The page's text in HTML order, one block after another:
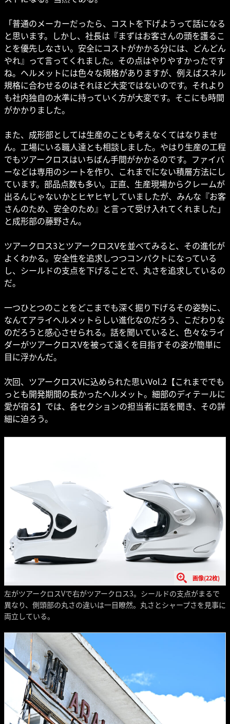
「普通のメーカーだったら、コストを下げようって話になる
と思います。しかし、社長は『まずはお客さんの頭を護るこ
とを優先しなさい。安全にコストがかかる分には、どんどん
やれ』って言ってくれました。その点はやりやすかったです
ね。ヘルメットには色々な規格がありますが、例えばスネル
規格に合わせるのはそれほど大変ではないのです。それより
も社内独自の水準に持っていく方が大変です。そこにも時間
がかかりました。
また、成形部としては生産のことも考えなくてはなりませ
ん。工場にいる職人達とも相談しました。やはり生産の工程
でもツアークロスはいちばん手間がかかるのです。ファイバ
ーなどは専用のシートを作り、これまでにない積層方法にし
ています。部品点数も多い。正直、生産現場からクレームが
出るんじゃないかとヒヤヒヤしていましたが、みんな『お客
さんのため、安全のため』と言って受け入れてくれました」
と成形部の藤野さん。
ツアークロス3とツアークロスVを並べてみると、その進化が
よくわかる。安全性を追求しつつコンパクトになっている
し、シールドの支点を下げることで、丸さを追求しているの
だ。
一つひとつのことをどこまでも深く掘り下げるその姿勢に、
なんてアライヘルメットらしい進化なのだろう、こだわりな
のだろうと感心させられる。話を聞いていると、色々なライ
ダーがツアークロスVを被って遠くを目指すその姿が簡単に
目に浮かんだ。
次回、ツアークロスVに込められた思いVol.2【これまででも
っとも開発期間の長かったヘルメット。細部のディテールに
愛が宿る】では、各セクションの担当者に話を聞き、その詳
細に迫ろう。
画像(22枚)
左がツアークロスVで右がツアークロス3。シールドの支点がまるで
異なり、側頭部の丸さの違いは一目瞭然。丸さとシャープさを見事に
両立している。